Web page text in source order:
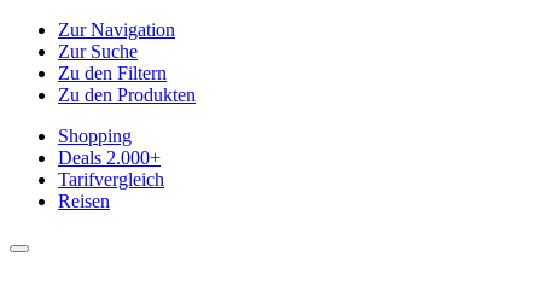
Zur Navigation
Zur Suche
Zu den Filtern
Zu den Produkten
Shopping
Deals 2.000+
Tarifvergleich
Reisen